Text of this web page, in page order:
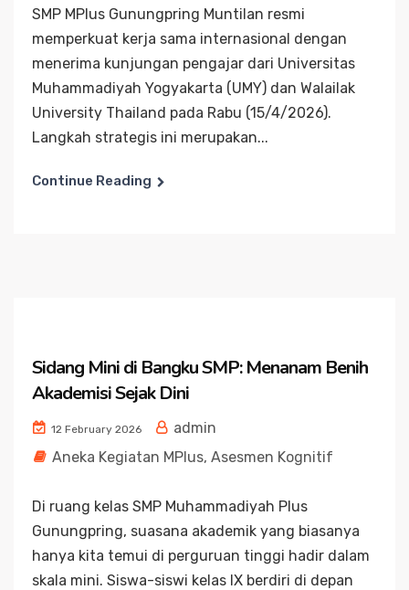
SMP MPlus Gunungpring Muntilan resmi
memperkuat kerja sama internasional dengan
menerima kunjungan pengajar dari Universitas
Muhammadiyah Yogyakarta (UMY) dan Walailak
University Thailand pada Rabu (15/4/2026).
Langkah strategis ini merupakan...
Continue Reading
Sidang Mini di Bangku SMP: Menanam Benih
Akademisi Sejak Dini
12 February 2026
admin
Aneka Kegiatan MPlus, Asesmen Kognitif
Di ruang kelas SMP Muhammadiyah Plus
Gunungpring, suasana akademik yang biasanya
hanya kita temui di perguruan tinggi hadir dalam
skala mini. Siswa-siswi kelas IX berdiri di depan